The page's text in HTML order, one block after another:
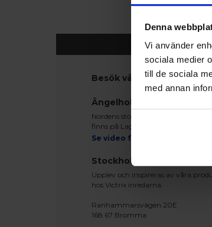
Denna
Vi använder
sociala medier
till de sociala
med annan
Besök våra utställningar
Ängelholm
Nordens största fönsterutställning
finns på Lagegatan 24 i Ängelholm
Se video från vårt showroom
Stockholm
Upplev och inspireras av våra
hos Victrix inredarna.
Ranhammarsvägen 20E
168 67 Bromma